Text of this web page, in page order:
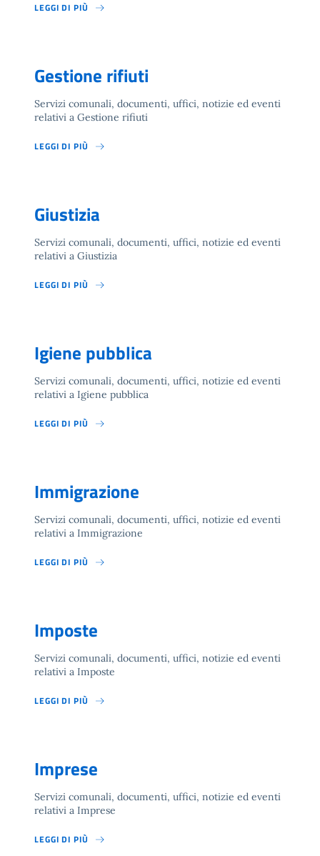
LEGGI DI PIÙ
Gestione rifiuti
Servizi comunali, documenti, uffici, notizie ed eventi
relativi a Gestione rifiuti
LEGGI DI PIÙ
Giustizia
Servizi comunali, documenti, uffici, notizie ed eventi
relativi a Giustizia
LEGGI DI PIÙ
Igiene pubblica
Servizi comunali, documenti, uffici, notizie ed eventi
relativi a Igiene pubblica
LEGGI DI PIÙ
Immigrazione
Servizi comunali, documenti, uffici, notizie ed eventi
relativi a Immigrazione
LEGGI DI PIÙ
Imposte
Servizi comunali, documenti, uffici, notizie ed eventi
relativi a Imposte
LEGGI DI PIÙ
Imprese
Servizi comunali, documenti, uffici, notizie ed eventi
relativi a Imprese
LEGGI DI PIÙ